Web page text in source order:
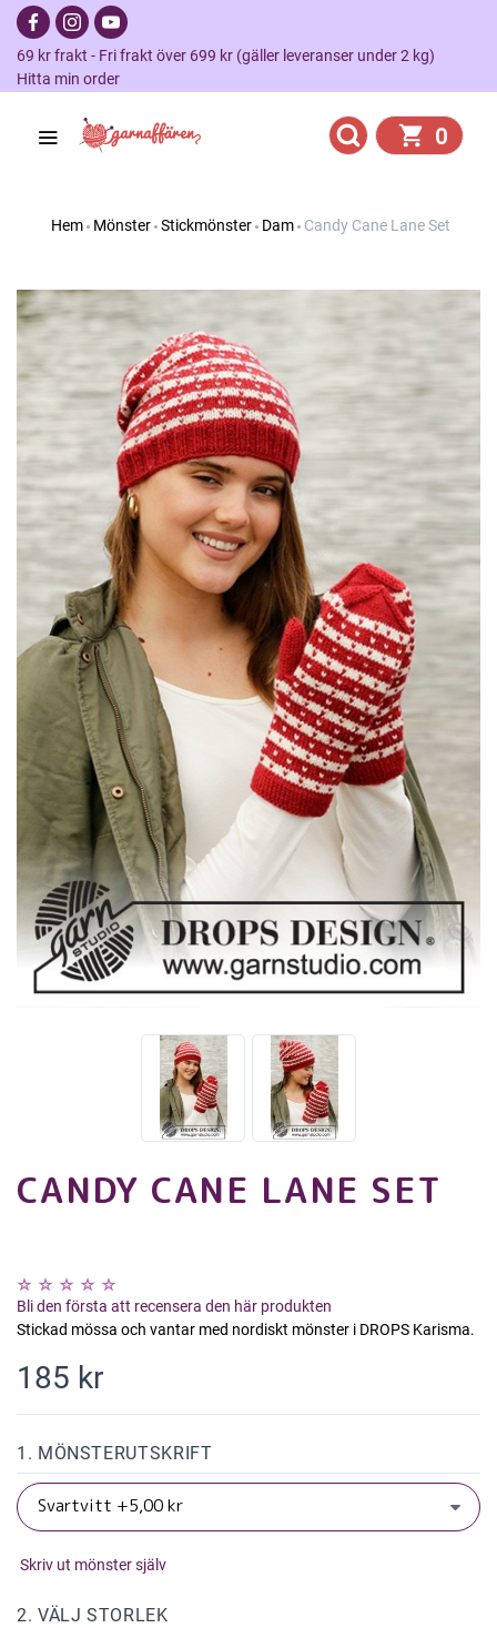
69 kr frakt - Fri frakt över 699 kr (gäller leveranser under 2 kg)
Hitta min order
0
Hem Mönster Stickmönster Dam Candy Cane Lane Set
CANDY CANE LANE SET
Bli den första att recensera den här produkten
Stickad mössa och vantar med nordiskt mönster i DROPS Karisma.
185 kr
1. MÖNSTERUTSKRIFT
Skriv ut mönster själv
2. VÄLJ STORLEK